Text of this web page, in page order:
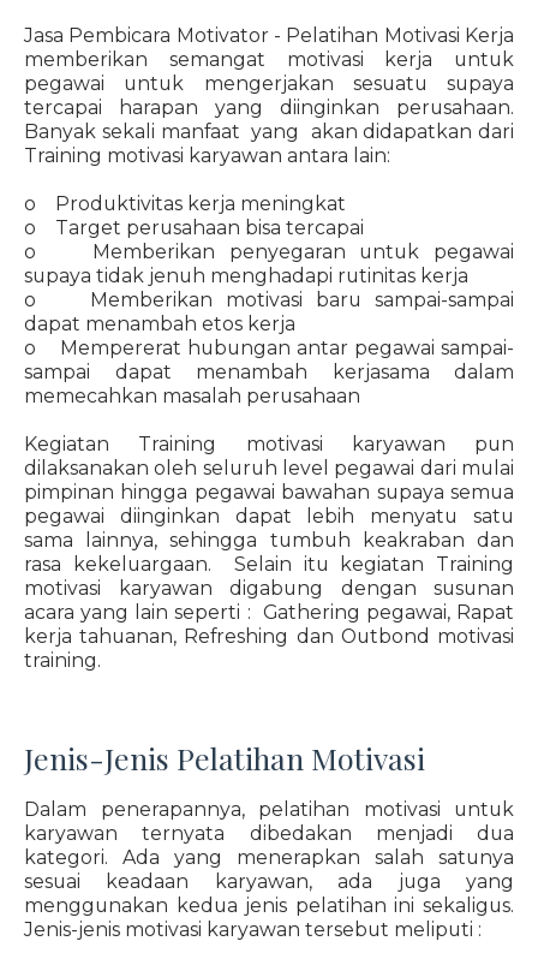
Jasa Pembicara Motivator - Pelatihan Motivasi Kerja
memberikan semangat motivasi kerja untuk
pegawai untuk mengerjakan sesuatu supaya
tercapai harapan yang diinginkan perusahaan.
Banyak sekali manfaat yang akan didapatkan dari
Training motivasi karyawan antara lain:
o Produktivitas kerja meningkat
o Target perusahaan bisa tercapai
o Memberikan penyegaran untuk pegawai
supaya tidak jenuh menghadapi rutinitas kerja
o Memberikan motivasi baru sampai-sampai
dapat menambah etos kerja
o Mempererat hubungan antar pegawai sampai-
sampai dapat menambah kerjasama dalam
memecahkan masalah perusahaan
Kegiatan Training motivasi karyawan pun
dilaksanakan oleh seluruh level pegawai dari mulai
pimpinan hingga pegawai bawahan supaya semua
pegawai diinginkan dapat lebih menyatu satu
sama lainnya, sehingga tumbuh keakraban dan
rasa kekeluargaan. Selain itu kegiatan Training
motivasi karyawan digabung dengan susunan
acara yang lain seperti : Gathering pegawai, Rapat
kerja tahuanan, Refreshing dan Outbond motivasi
training.
Jenis-Jenis Pelatihan Motivasi
Dalam penerapannya, pelatihan motivasi untuk
karyawan ternyata dibedakan menjadi dua
kategori. Ada yang menerapkan salah satunya
sesuai keadaan karyawan, ada juga yang
menggunakan kedua jenis pelatihan ini sekaligus.
Jenis-jenis motivasi karyawan tersebut meliputi :